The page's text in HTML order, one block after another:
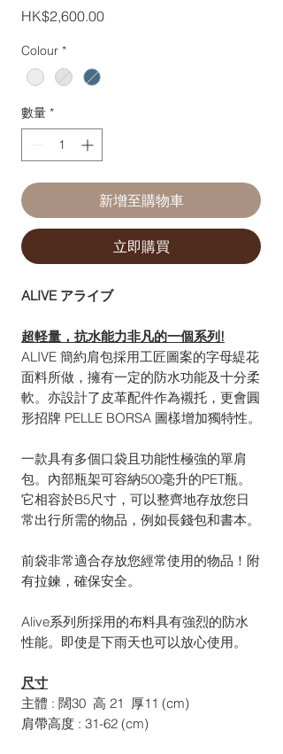
HK$2,600.00價
Colour *
數量 *
新增至購物車
立即購買
ALIVE アライブ
超軽量，抗水能力非凡的一個系列!
ALIVE 簡約肩包採用工匠圖案的字母緹花
面料所做，擁有一定的防水功能及十分柔
軟。亦設計了皮革配件作為襯托，更會圓
形招牌 PELLE BORSA 圖樣增加獨特性。
一款具有多個口袋且功能性極強的單肩
包。內部瓶架可容納500毫升的PET瓶。
它相容於B5尺寸，可以整齊地存放您日
常出行所需的物品，例如長錢包和書本。
前袋非常適合存放您經常使用的物品！附
有拉鍊，確保安全。
Alive系列所採用的布料具有強烈的防水
性能。即使是下雨天也可以放心使用。
尺寸
主體 : 闊30 高 21 厚11 (cm)
肩帶高度 : 31-62 (cm)